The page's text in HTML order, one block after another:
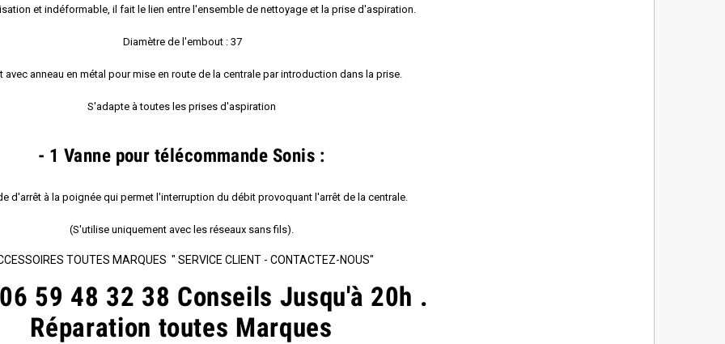
et indéformable, il fait le lien entre l'ensemble de nettoyage et la prise d'aspiration.
Diamètre de l'embout : 37
avec anneau en métal pour mise en route de la centrale par introduction dans la prise.
S'adapte à toutes les prises d'aspiration
- 1 Vanne pour télécommande Sonis :
d'arrêt à la poignée qui permet l'interruption du débit provoquant l'arrêt de la centrale.
(S'utilise uniquement avec les réseaux sans fils).
TOUTES MARQUES " SERVICE CLIENT - CONTACTEZ-NOUS"
06 59 48 32 38 Conseils Jusqu'à 20h .
Réparation toutes Marques